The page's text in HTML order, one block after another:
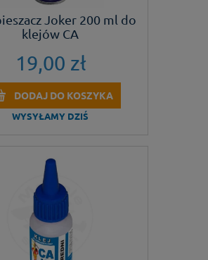
Joker 200 ml do
klejów CA
19,00 zł
DODAJ DO KOSZYKA
WYSYŁAMY DZIŚ